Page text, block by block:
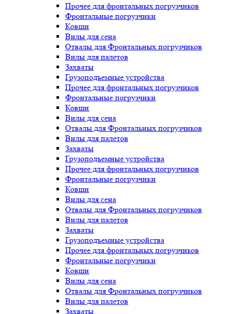
Прочее для фронтальных погрузчиков
Фронтальные погрузчики
Ковши
Вилы для сена
Отвалы для Фронтальных погрузчиков
Вилы для палетов
Захваты
Грузоподъемные устройства
Прочее для фронтальных погрузчиков
Фронтальные погрузчики
Ковши
Вилы для сена
Отвалы для Фронтальных погрузчиков
Вилы для палетов
Захваты
Грузоподъемные устройства
Прочее для фронтальных погрузчиков
Фронтальные погрузчики
Ковши
Вилы для сена
Отвалы для Фронтальных погрузчиков
Вилы для палетов
Захваты
Грузоподъемные устройства
Прочее для фронтальных погрузчиков
Фронтальные погрузчики
Ковши
Вилы для сена
Отвалы для Фронтальных погрузчиков
Вилы для палетов
Захваты